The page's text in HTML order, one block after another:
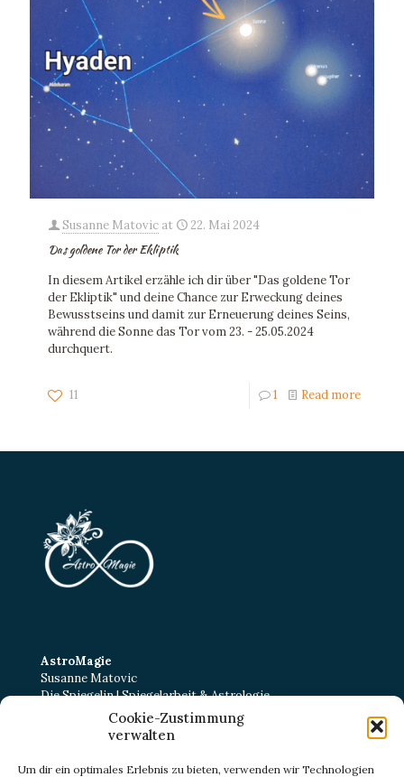
Cookie-Zustimmung
verwalten
Um dir ein optimales Erlebnis zu bieten, verwenden wir Technologien
Susanne Matovic at 22. Mai 2024
Das goldene Tor der Ekliptik
In diesem Artikel erzähle ich dir über "Das goldene Tor
der Ekliptik" und deine Chance zur Erweckung deines
Bewusstseins und damit zur Erneuerung deines Seins,
während die Sonne das Tor vom 23. - 25.05.2024
durchquert.
11 1 Read more
AstroMagie
Susanne Matovic
Die Spiegelin | Spiegelarbeit & Astrologie
Kurt-Schumacher-Straße 22
38102 Braunschweig